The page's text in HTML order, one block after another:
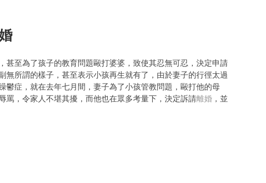
，甚至為了孩子的教育問題毆打婆婆，致使其忍無可忍，決定申請
所謂的樣子，甚至表示小孩再生就有了，由於妻子的行徑太過
症，就在去年七月間，妻子為了小孩管教問題，毆打他的母
罵，令家人不堪其擾，而他也在眾多考量下，決定訴請離婚 ，並